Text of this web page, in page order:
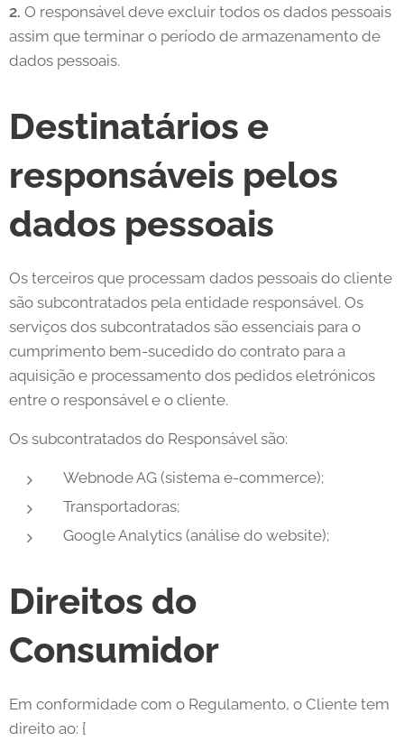
2. O responsável deve excluir todos os dados pessoais
assim que terminar o período de armazenamento de
dados pessoais.
Destinatários e
responsáveis pelos
dados pessoais
Os terceiros que processam dados pessoais do cliente
são subcontratados pela entidade responsável. Os
serviços dos subcontratados são essenciais para o
cumprimento bem-sucedido do contrato para a
aquisição e processamento dos pedidos eletrónicos
entre o responsável e o cliente.
Os subcontratados do Responsável são:
Webnode AG (sistema e-commerce);
Transportadoras;
Google Analytics (análise do website);
Direitos do
Consumidor
Em conformidade com o Regulamento, o Cliente tem
direito ao: {